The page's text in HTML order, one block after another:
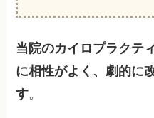
当院のカイロプラクテ
に相性がよく、劇的に
す。